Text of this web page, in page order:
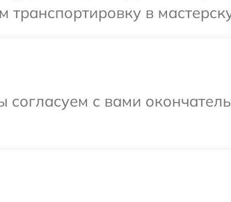
транспортировку в
с вами